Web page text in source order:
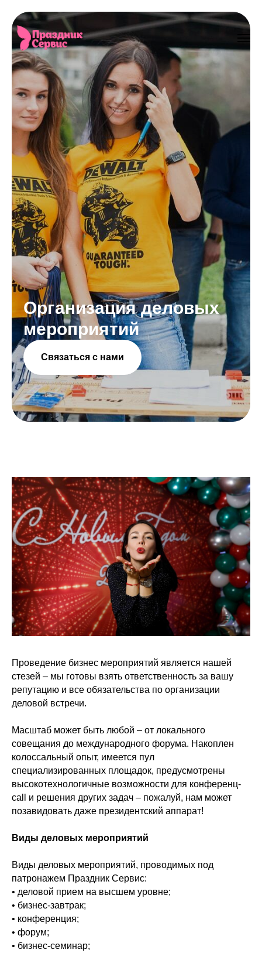
Организация деловых
мероприятий
Связаться с нами
Проведение бизнес мероприятий является нашей
стезей – мы готовы взять ответственность за вашу
репутацию и все обязательства по организации
деловой встречи.
Масштаб может быть любой – от локального
совещания до международного форума. Накоплен
колоссальный опыт, имеется пул
специализированных площадок, предусмотрены
высокотехнологичные возможности для конференц-
call и решения других задач – пожалуй, нам может
позавидовать даже президентский аппарат!
Виды деловых мероприятий
Виды деловых мероприятий, проводимых под
патронажем Праздник Сервис:
• деловой прием на высшем уровне;
• бизнес-завтрак;
• конференция;
• форум;
• бизнес-семинар;